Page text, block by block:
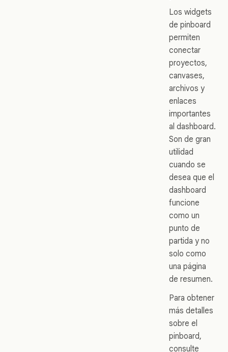
Los widgets
de pinboard
permiten
conectar
proyectos,
canvases,
archivos y
enlaces
importantes
al dashboard.
Son de gran
utilidad
cuando se
desea que el
dashboard
funcione
como un
punto de
partida y no
solo como
una página
de resumen.
Para obtener
más detalles
sobre el
pinboard,
consulte